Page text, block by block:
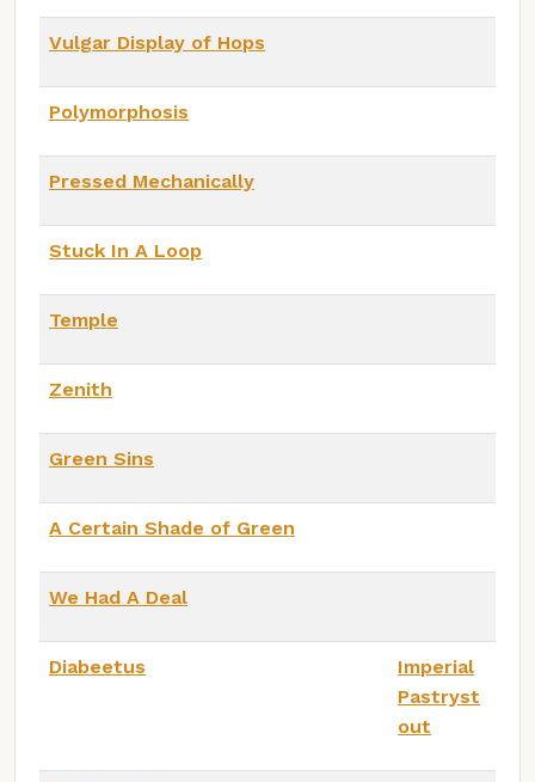
Vulgar Display of Hops
Polymorphosis
Pressed Mechanically
Stuck In A Loop
Temple
Zenith
Green Sins
A Certain Shade of Green
We Had A Deal
Diabeetus
Imperial
Pastryst
out